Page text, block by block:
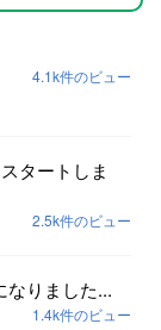
4.1k件のビュー
タートしま
2.5k件のビュー
なりました...
1.4k件のビュー